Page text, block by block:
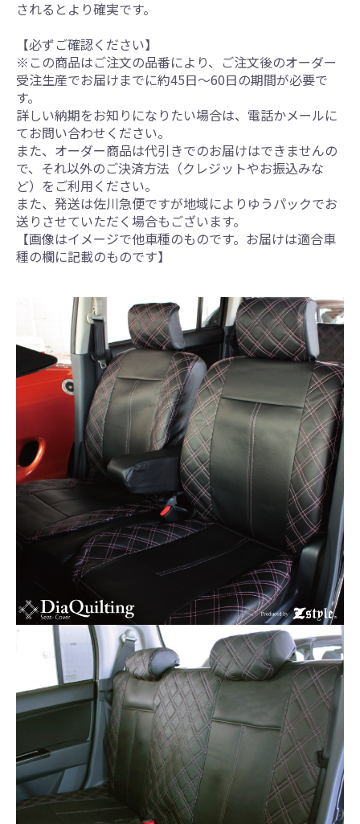
されるとより確実です。
【必ずご確認ください】
※この商品はご注文の品番により、ご注文後のオーダー
受注生産でお届けまでに約45日～60日の期間が必要で
す。
詳しい納期をお知りになりたい場合は、電話かメールに
てお問い合わせください。
また、オーダー商品は代引きでのお届けはできませんの
で、それ以外のご決済方法（クレジットやお振込みな
ど）をご利用ください。
また、発送は佐川急便ですが地域によりゆうパックでお
送りさせていただく場合もございます。
【画像はイメージで他車種のものです。お届けは適合車
種の欄に記載のものです】